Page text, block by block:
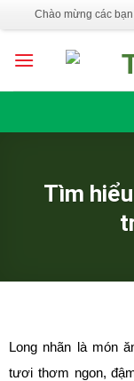
to
content
Chào mừng các
Tìm
Long nhãn là món
tươi thơm ngon,